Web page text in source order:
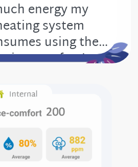
energy my
system
using the
Comfort’